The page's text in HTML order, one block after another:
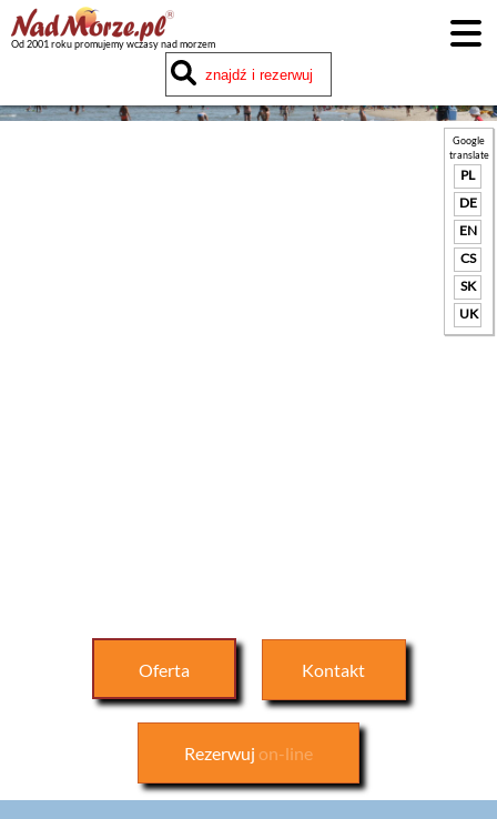
Od 2001 roku promujemy wczasy nad morzem
Google
translate
PL
DE
EN
CS
SK
UK
Oferta Kontakt
Rezerwuj on-line